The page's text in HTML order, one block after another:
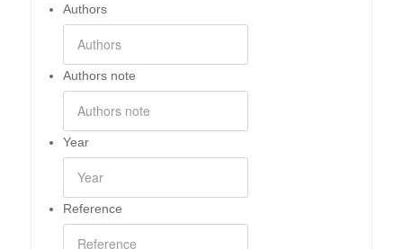
Authors
Authors note
Year
Reference